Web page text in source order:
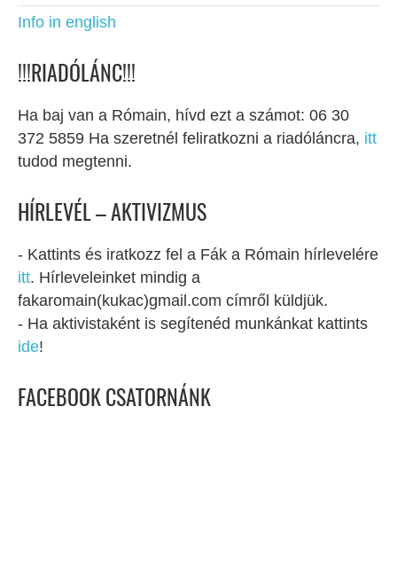
Info in english
!!!RIADÓLÁNC!!!
Ha baj van a Rómain, hívd ezt a számot: 06 30
372 5859 Ha szeretnél feliratkozni a riadóláncra, itt
tudod megtenni.
HÍRLEVÉL – AKTIVIZMUS
- Kattints és iratkozz fel a Fák a Rómain hírlevelére
itt. Hírleveleinket mindig a
fakaromain(kukac)gmail.com címről küldjük.
- Ha aktivistaként is segítenéd munkánkat kattints
ide!
FACEBOOK CSATORNÁNK